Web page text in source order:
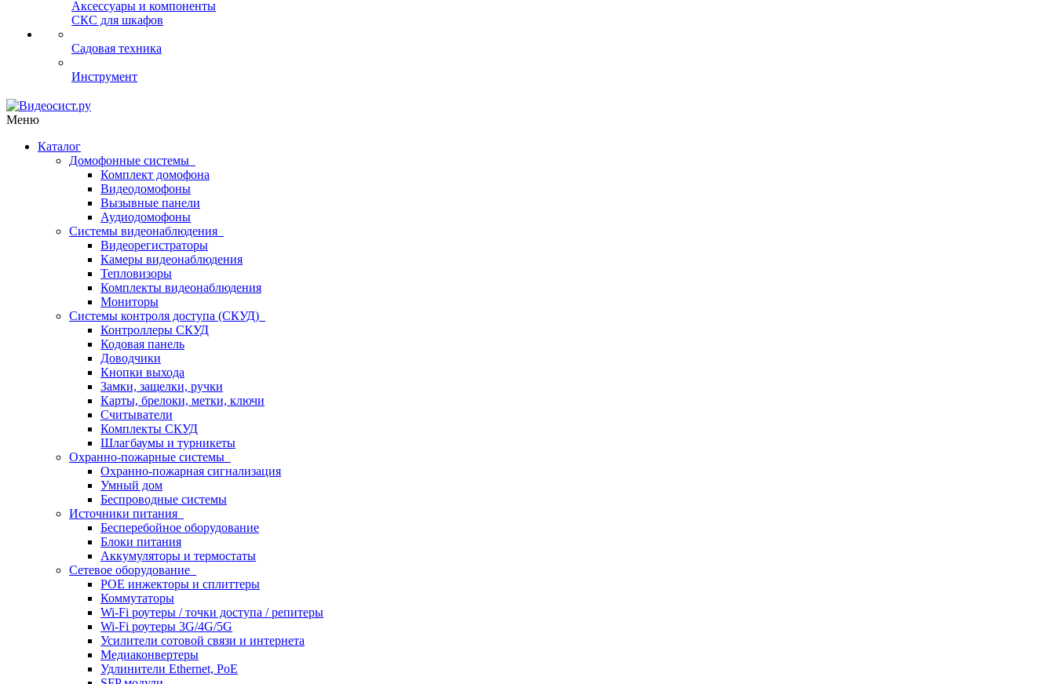
Аксессуары и компоненты
СКС для шкафов
Садовая техника
Инструмент
Меню
Каталог
Домофонные системы
Комплект домофона
Видеодомофоны
Вызывные панели
Аудиодомофоны
Системы видеонаблюдения
Видеорегистраторы
Камеры видеонаблюдения
Тепловизоры
Комплекты видеонаблюдения
Мониторы
Системы контроля доступа (СКУД)
Контроллеры СКУД
Кодовая панель
Доводчики
Кнопки выхода
Замки, защелки, ручки
Карты, брелоки, метки, ключи
Считыватели
Комплекты СКУД
Шлагбаумы и турникеты
Охранно-пожарные системы
Охранно-пожарная сигнализация
Умный дом
Беспроводные системы
Источники питания
Бесперебойное оборудование
Блоки питания
Аккумуляторы и термостаты
Сетевое оборудование
POE инжекторы и сплиттеры
Коммутаторы
Wi-Fi роутеры / точки доступа / репитеры
Wi-Fi роутеры 3G/4G/5G
Усилители сотовой связи и интернета
Медиаконвертеры
Удлинители Ethernet, PoE